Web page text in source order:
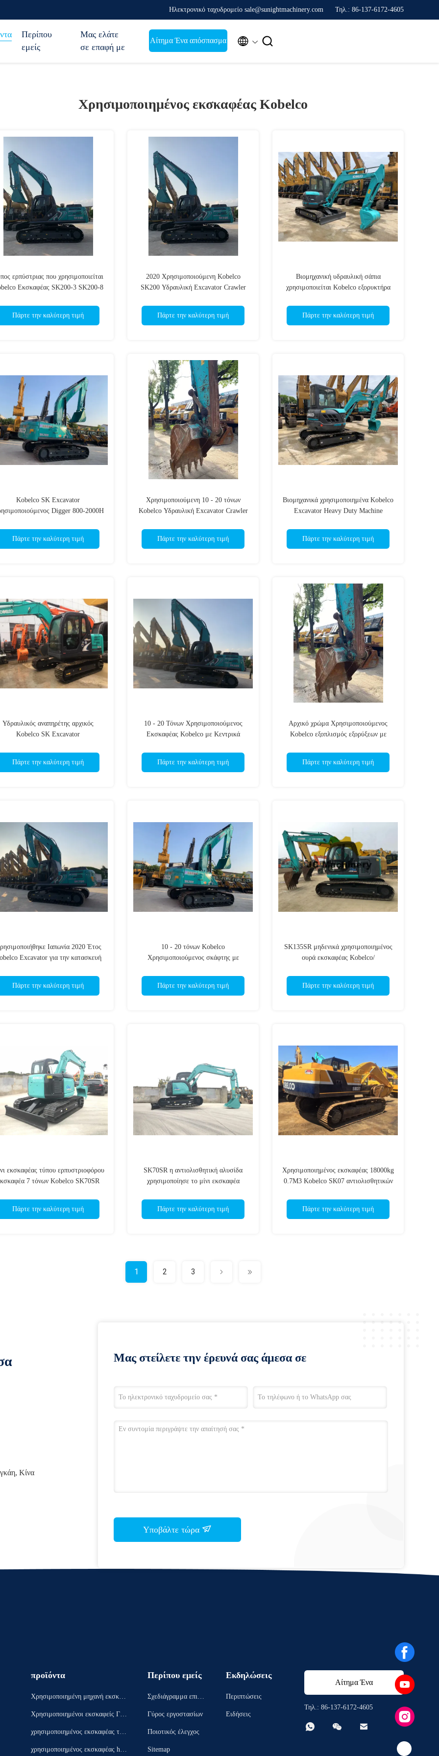
Ηλεκτρονικό ταχυδρομείο sale@sunightmachinery.com Τηλ.: 86-137-6172-4605
Περίπου
εμείς
Μας ελάτε
σε επαφή με
Αίτημα Ένα απόσπασμα  
Χρησιμοποιημένος εκσκαφέας Kobelco
ερπύστριας που χρησιμοποιείται
Εκσκαφέας SK200-3 SK200-8
Πάρτε την καλύτερη τιμή
2020 Χρησιμοποιούμενη Kobelco
SK200 Υδραυλική Excavator Crawler
Πάρτε την καλύτερη τιμή
Βιομηχανική υδραυλική σάπια
χρησιμοποιείται Kobelco εξορυκτήρα
Πάρτε την καλύτερη τιμή
Kobelco SK Excavator
Digger 800-2000H
Πάρτε την καλύτερη τιμή
Χρησιμοποιούμενη 10 - 20 τόνων
Kobelco Υδραυλική Excavator Crawler
Πάρτε την καλύτερη τιμή
Βιομηχανικά χρησιμοποιημένα Kobelco
Excavator Heavy Duty Machine
Πάρτε την καλύτερη τιμή
Υδραυλικός αναπηρέτης αρχικός
Kobelco SK Excavator
Πάρτε την καλύτερη τιμή
10 - 20 Τόνων Χρησιμοποιούμενος
Εκσκαφέας Kobelco με Κεντρικά
Πάρτε την καλύτερη τιμή
Αρχικό χρώμα Χρησιμοποιούμενος
Kobelco εξοπλισμός εξορύξεων με
Πάρτε την καλύτερη τιμή
Ιαπωνία 2020 Έτος
Excavator για την κατασκευή
Πάρτε την καλύτερη τιμή
10 - 20 τόνων Kobelco
Χρησιμοποιούμενος σκάφτης με
Πάρτε την καλύτερη τιμή
SK135SR μηδενικά χρησιμοποιημένος
ουρά εκσκαφέας Kobelco/
Πάρτε την καλύτερη τιμή
εκσκαφέας τύπου ερπυστριοφόρου
7 τόνων Kobelco SK70SR
Πάρτε την καλύτερη τιμή
SK70SR η αντιολισθητική αλυσίδα
χρησιμοποίησε το μίνι εκσκαφέα
Πάρτε την καλύτερη τιμή
Χρησιμοποιημένος εκσκαφέας 18000kg
0.7M3 Kobelco SK07 αντιολισθητικών
Πάρτε την καλύτερη τιμή
1 2 3
Κίνα
Μας στείλετε την έρευνά σας άμεσα σε
Υποβάλτε τώρα
προϊόντα
Χρησιμοποιημένη μηχανή εκσκαφ
Χρησιμοποιημένοι εκσκαφείς ΓΑΤ
χρησιμοποιημένος εκσκαφέας της
χρησιμοποιημένος εκσκαφέας hita
Περίπου εμείς
Σχεδιάγραμμα επιχεί
Γύρος εργοστασίων
Ποιοτικός έλεγχος
Sitemap
Εκδηλώσεις
Περιπτώσεις
Ειδήσεις
Αίτημα Ένα
απόσπασμα
Τηλ.: 86-137-6172-4605
  